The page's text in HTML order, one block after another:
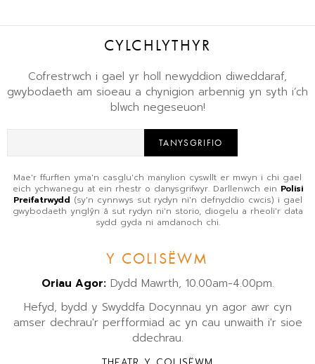
CYLCHLYTHYR
Cofrestrwch i gael yr holl newyddion diweddaraf,
gwybodaeth am sioeau a chynigion arbennig yn syth i’ch
blwch negeseuon!
TANYSGRIFIO
Mae'r ffurflen yma'n casglu'ch manylion cyswllt er mwyn i chi gael
eich ychwanegu at ein rhestr o danysgrifwyr. Darllenwch ein Polisi
Preifatrwydd (sy'n cynnwys sut rydyn ni'n defnyddio cwcis) i gael
gwybodaeth ynglŷn â sut rydyn ni'n storio, diogelu a rheoli'r data
sydd gyda ni amdanoch chi.
Y COLISËWM
Oriau Agor:Dydd Mawrth, 10.00am-4.00pm.
Hefyd, bydd y Swyddfa Docynnau yn agor awr cyn
amser dechrau'r perfformiad ac yn cau unwaith i'r sioe
ddechrau.